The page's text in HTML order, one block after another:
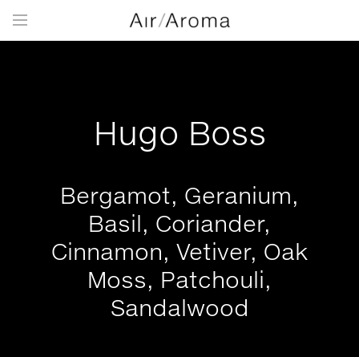
Hugo Boss
Bergamot, Geranium,
Basil, Coriander,
Cinnamon, Vetiver, Oak
Moss, Patchouli,
Sandalwood